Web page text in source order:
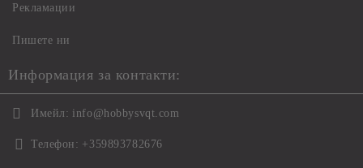
Рекламации
Пишете ни
Информация за контакти:
Имейл: info@hobbysvqt.com
Телефон: +359893782676